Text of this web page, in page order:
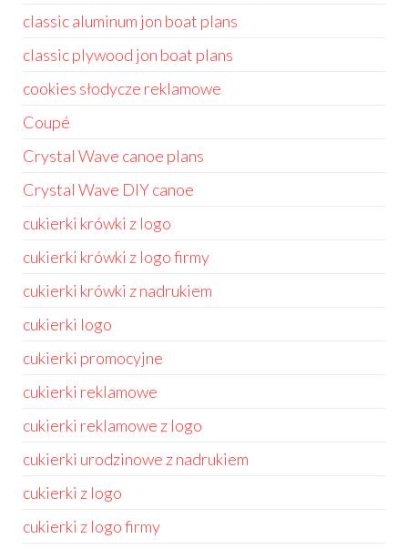
classic aluminum jon boat plans
classic plywood jon boat plans
cookies słodycze reklamowe
Coupé
Crystal Wave canoe plans
Crystal Wave DIY canoe
cukierki krówki z logo
cukierki krówki z logo firmy
cukierki krówki z nadrukiem
cukierki logo
cukierki promocyjne
cukierki reklamowe
cukierki reklamowe z logo
cukierki urodzinowe z nadrukiem
cukierki z logo
cukierki z logo firmy